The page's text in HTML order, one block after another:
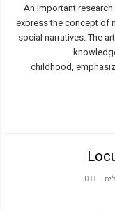
An important
express the concept of
social narratives. The
childhood,
0